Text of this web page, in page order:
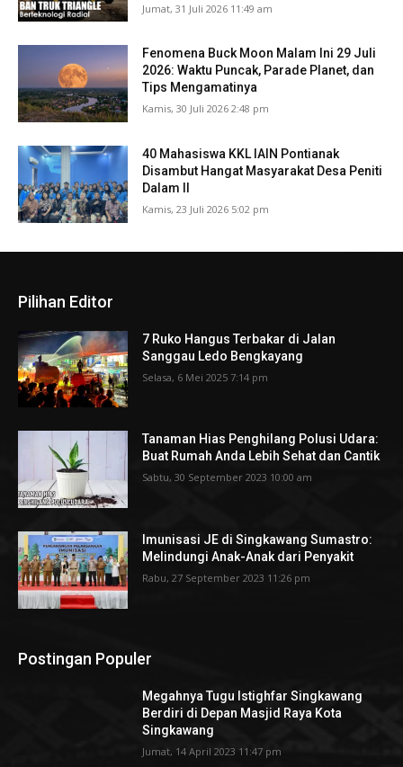
Jumat, 31 Juli 2026 11:49 am
Fenomena Buck Moon Malam Ini 29 Juli
2026: Waktu Puncak, Parade Planet, dan
Tips Mengamatinya
Kamis, 30 Juli 2026 2:48 pm
40 Mahasiswa KKL IAIN Pontianak
Disambut Hangat Masyarakat Desa Peniti
Dalam II
Kamis, 23 Juli 2026 5:02 pm
Pilihan Editor
7 Ruko Hangus Terbakar di Jalan
Sanggau Ledo Bengkayang
Selasa, 6 Mei 2025 7:14 pm
Tanaman Hias Penghilang Polusi Udara:
Buat Rumah Anda Lebih Sehat dan Cantik
Sabtu, 30 September 2023 10:00 am
Imunisasi JE di Singkawang Sumastro:
Melindungi Anak-Anak dari Penyakit
Rabu, 27 September 2023 11:26 pm
Postingan Populer
Megahnya Tugu Istighfar Singkawang
Berdiri di Depan Masjid Raya Kota
Singkawang
Jumat, 14 April 2023 11:47 pm